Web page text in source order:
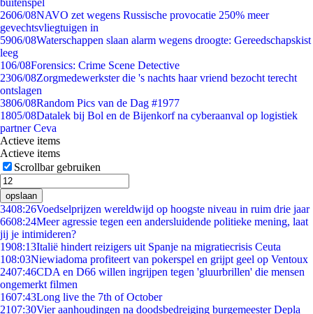
buitenspel
2606/08NAVO zet wegens Russische provocatie 250% meer
gevechtsvliegtuigen in
5906/08Waterschappen slaan alarm wegens droogte: Gereedschapskist
leeg
106/08Forensics: Crime Scene Detective
2306/08Zorgmedewerkster die 's nachts haar vriend bezocht terecht
ontslagen
3806/08Random Pics van de Dag #1977
1805/08Datalek bij Bol en de Bijenkorf na cyberaanval op logistiek
partner Ceva
Actieve items
Actieve items
Scrollbar gebruiken
opslaan
3408:26Voedselprijzen wereldwijd op hoogste niveau in ruim drie jaar
6608:24Meer agressie tegen een andersluidende politieke mening, laat
jij je intimideren?
1908:13Italië hindert reizigers uit Spanje na migratiecrisis Ceuta
108:03Niewiadoma profiteert van pokerspel en grijpt geel op Ventoux
2407:46CDA en D66 willen ingrijpen tegen 'gluurbrillen' die mensen
ongemerkt filmen
1607:43Long live the 7th of October
2107:30Vier aanhoudingen na doodsbedreiging burgemeester Depla